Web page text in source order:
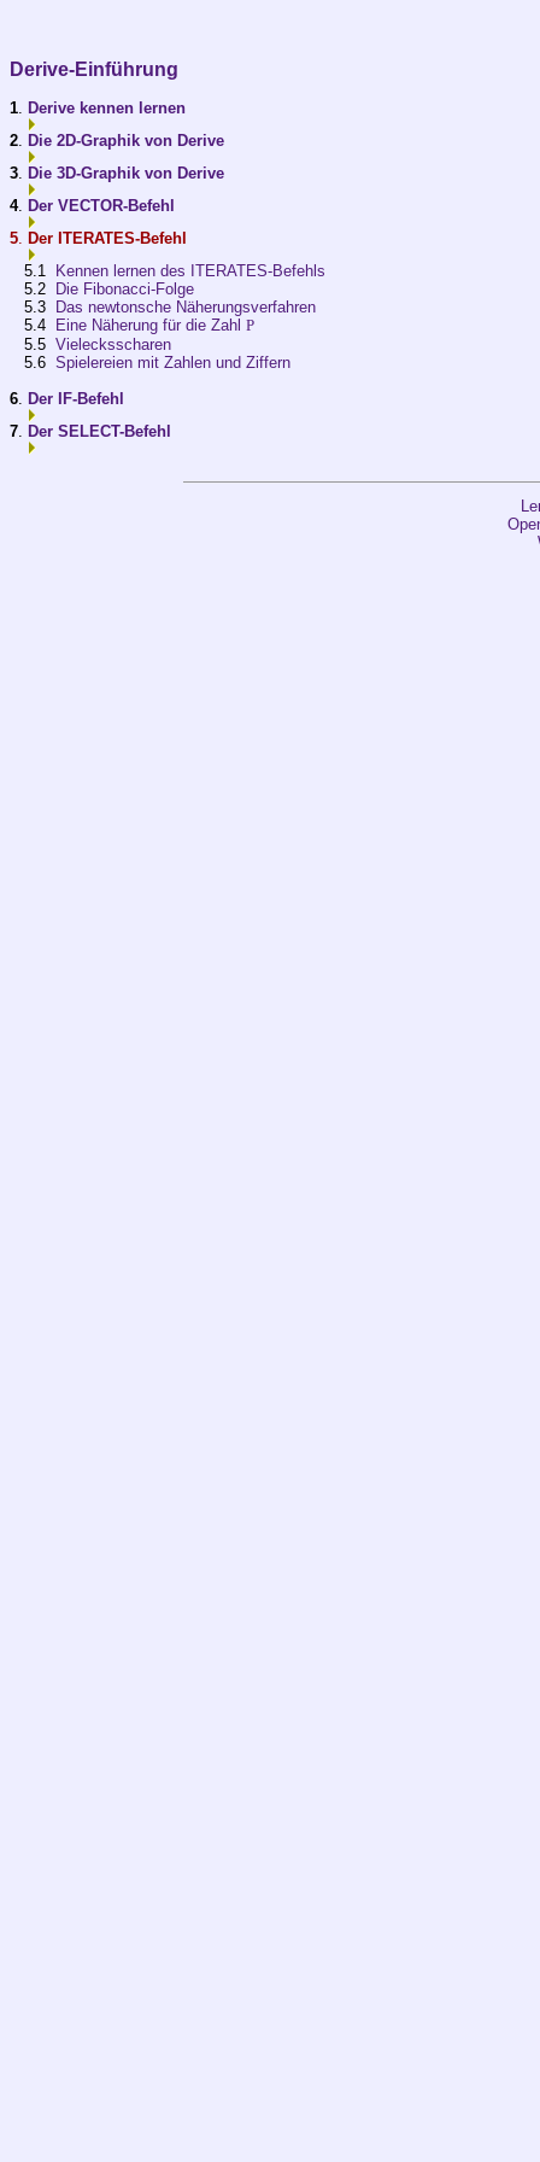
Derive-Einführung
1. Derive kennen lernen
2. Die 2D-Graphik von Derive
3. Die 3D-Graphik von Derive
4. Der VECTOR-Befehl
5. Der ITERATES-Befehl
5.1
Kennen lernen des ITERATES-Befehls
5.2
Die Fibonacci-Folge
5.3
Das newtonsche Näherungsverfahren
5.4
Eine Näherung für die Zahl P
5.5 Vielecksscharen
5.6 Spielereien mit Zahlen und Ziffern
6. Der IF-Befehl
7. Der SELECT-Befehl